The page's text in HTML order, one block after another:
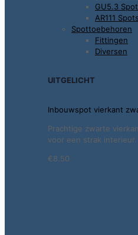
GU5.3
AR111 Spots
Spottoebehoren
Fittingen
Diversen
UITGELICHT
Inbouwspot vierkant
Prachtige zwarte
voor een strak interieur.
€8.50